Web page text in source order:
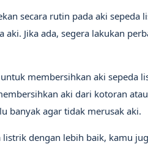
secara rutin pada aki sepeda
aki. Jika ada, segera lakukan
membersihkan aki sepeda
aki dari kotoran
banyak agar tidak merusak aki.
dengan lebih baik, kamu